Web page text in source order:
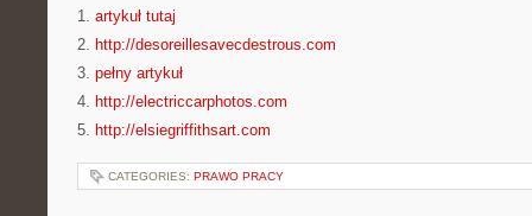
1. artykuł tutaj
2. http://desoreillesavecdestrous.com
3. pełny artykuł
4. http://electriccarphotos.com
5. http://elsiegriffithsart.com
CATEGORIES: PRAWO PRACY